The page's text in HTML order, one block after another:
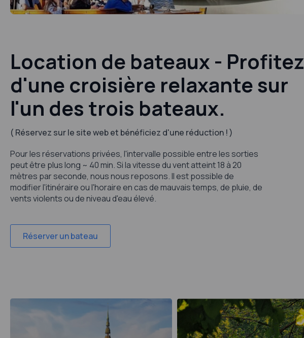
Location de bateaux - Profitez
d'une croisière relaxante sur
l'un des trois bateaux.
( Réservez sur le site web et bénéficiez d'une réduction ! )
Pour les réservations privées, l'intervalle possible entre les sorties
peut être plus long ~ 40 min. Si la vitesse du vent atteint 18 à 20
mètres par seconde, nous nous reposons. Il est possible de
modifier l'itinéraire ou l'horaire en cas de mauvais temps, de pluie, de
vents violents ou de niveau d'eau élevé.
Réserver un bateau